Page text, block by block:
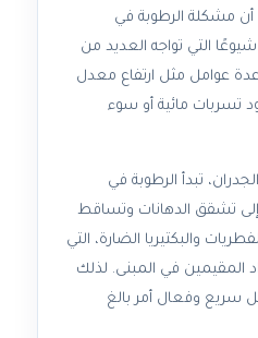
مشكلة الرطوبة في
التي تواجه العديد من
عدة عوامل مثل ارتفاع معدل
تسربات مائية أو سوء
تبدأ الرطوبة في
تشقق الدهانات وتساقط
والبكتيريا الضارة، التي
في المبنى. لذلك
سريع وفعال أمر بالغ